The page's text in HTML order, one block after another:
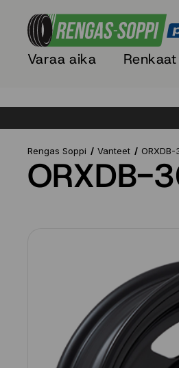
Varaa aika Renkaat
Rengas Soppi Vanteet
ORXDB-